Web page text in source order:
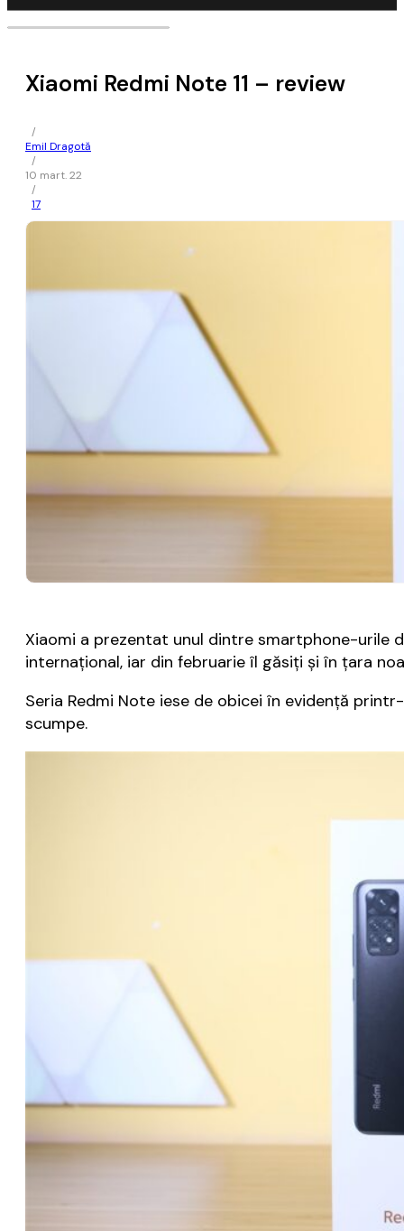
Xiaomi Redmi Note 11 – review
/
Emil Dragotă
/
10 mart. 22
/
17
Xiaomi a prezentat unul dintre smartphone-urile
internațional, iar din februarie îl găsiți și în țara
Seria Redmi Note iese de obicei în evidență
scumpe.